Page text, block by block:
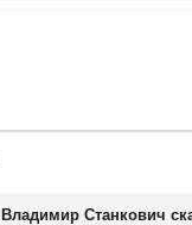
Владимир Станкович